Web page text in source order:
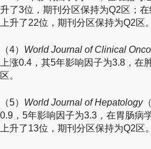
升了3位，期刊分区保持为Q2区；
上升了22位，期刊分区保持为Q2区。
（4） World Journal of Clinical
上涨0.4，其5年影响因子为3.8，
区。
（5） World Journal of Hepatology（
0.9，5年影响因子为3.3，在胃肠病
上升了13位，期刊分区保持为Q2区。